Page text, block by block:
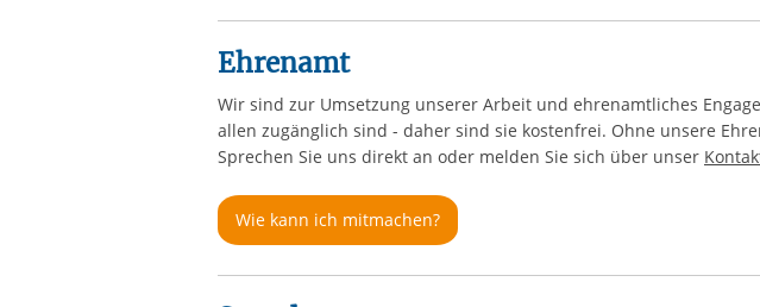
Ehrenamt
Wir sind zur Umsetzung unserer Arbeit und ehrenamtliches
allen zugänglich sind - daher sind sie kostenfrei. Ohne unsere
Sprechen Sie uns direkt an oder melden Sie sich über unser
Wie kann ich mitmachen?